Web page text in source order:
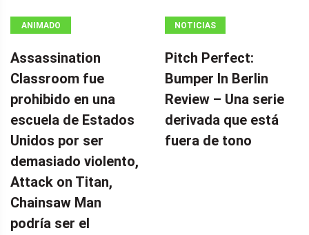
ANIMADO
Assassination
Classroom fue
prohibido en una
escuela de Estados
Unidos por ser
demasiado violento,
Attack on Titan,
Chainsaw Man
podría ser el
NOTICIAS
Pitch Perfect:
Bumper In Berlin
Review – Una serie
derivada que está
fuera de tono